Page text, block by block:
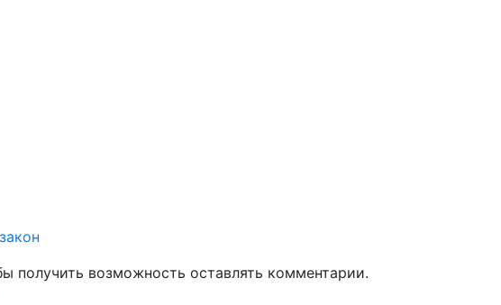
получить возможность оставлять комментарии.